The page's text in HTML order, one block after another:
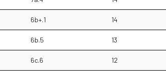
6b+.1 14
6b.5 13
6c.6 12